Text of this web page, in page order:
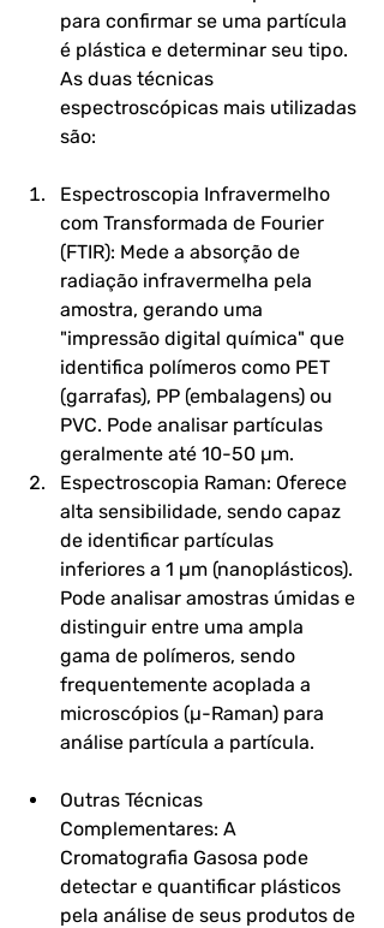
para confirmar se uma partícula
é plástica e determinar seu tipo.
As duas técnicas
espectroscópicas mais utilizadas
são:
Espectroscopia Infravermelho
com Transformada de Fourier
(FTIR): Mede a absorção de
radiação infravermelha pela
amostra, gerando uma
"impressão digital química" que
identifica polímeros como PET
(garrafas), PP (embalagens) ou
PVC. Pode analisar partículas
geralmente até 10-50 µm.
Espectroscopia Raman: Oferece
alta sensibilidade, sendo capaz
de identificar partículas
inferiores a 1 µm (nanoplásticos).
Pode analisar amostras úmidas e
distinguir entre uma ampla
gama de polímeros, sendo
frequentemente acoplada a
microscópios (µ-Raman) para
análise partícula a partícula.
Outras Técnicas
Complementares: A
Cromatografia Gasosa pode
detectar e quantificar plásticos
pela análise de seus produtos de